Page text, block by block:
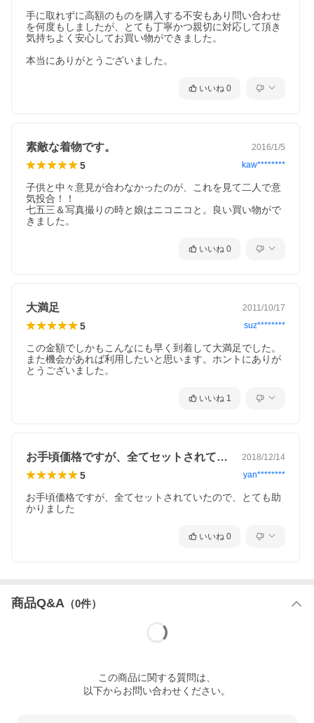
※店舗での並行販売も行っていますので箱に多少の汚
れがあります
※染め物ですので細かい染料とび（気にならない程度
の物）はご了承下さい
※クリーニングはメーカー表示のタグに従って行って
下さい
す！！
御着物生地はポリエステル素材になりますがまだら
全体に入った総疋田柄（絞り柄）が高級感のある柄
手に取れずに高額のものを購入する不安もあり問い合わせ
を何度もしましたが、とても丁寧かつ親切に対応して頂き
気持ちよく安心してお買い物ができました。
本当にありがとうございました。
いいね 0
素敵な着物です。 2016/1/5
5 kaw********
子供と中々意見が合わなかったのが、これを見て二人で意
気投合！！
七五三＆写真撮りの時と娘はニコニコと。良い買い物がで
きました。
いいね 0
大満足 2011/10/17
5 suz********
この金額でしかもこんなにも早く到着して大満足でした。
また機会があれば利用したいと思います。ホントにありが
とうございました。
いいね 1
お手頃価格ですが、全てセットされていた… 2018/12/14
5 yan********
お手頃価格ですが、全てセットされていたので、とても助
かりました
いいね 0
商品Q&A （0件）
この商品に関する質問は、
以下からお問い合わせください。